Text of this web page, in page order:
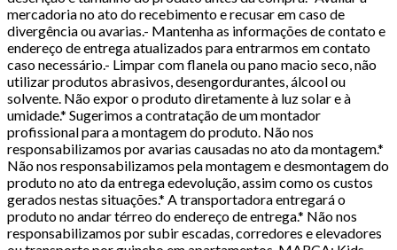
mercadoria no ato do recebimento e recusar em caso de
divergência ou avarias.- Mantenha as informações de contato e
endereço de entrega atualizados para entrarmos em contato
caso necessário.- Limpar com flanela ou pano macio seco, não
utilizar produtos abrasivos, desengordurantes, álcool ou
solvente. Não expor o produto diretamente à luz solar e à
umidade.* Sugerimos a contratação de um montador
profissional para a montagem do produto. Não nos
responsabilizamos por avarias causadas no ato da montagem.*
Não nos responsabilizamos pela montagem e desmontagem do
produto no ato da entrega edevolução, assim como os custos
gerados nestas situações.* A transportadora entregará o
produto no andar térreo do endereço de entrega.* Não nos
responsabilizamos por subir escadas, corredores e elevadores